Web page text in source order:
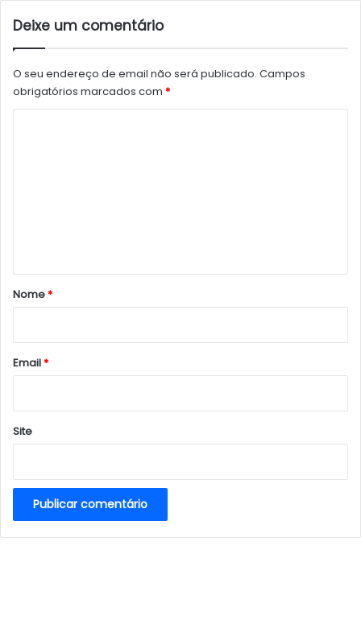
Deixe um comentário
O seu endereço de email não será publicado. Campos
obrigatórios marcados com *
r
*
Nome*
Email*
Site